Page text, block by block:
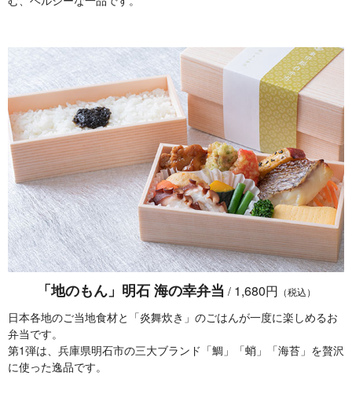
「地のもん」明石 海の幸弁当 / 1,680円 （税込）
日本各地のご当地食材と「炎舞炊き」のごはんが一度に楽しめるお
弁当です。
第1弾は、兵庫県明石市の三大ブランド「鯛」「蛸」「海苔」を贅沢
に使った逸品です。